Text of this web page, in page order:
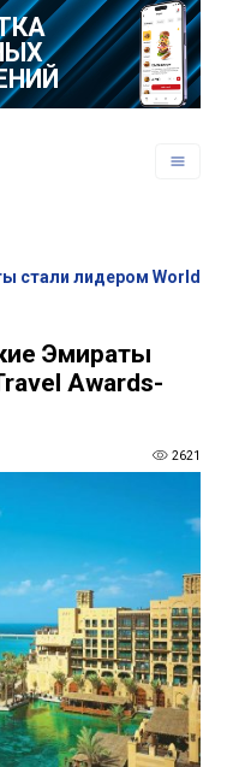
стали лидером World
Эмираты
Awards-
2621